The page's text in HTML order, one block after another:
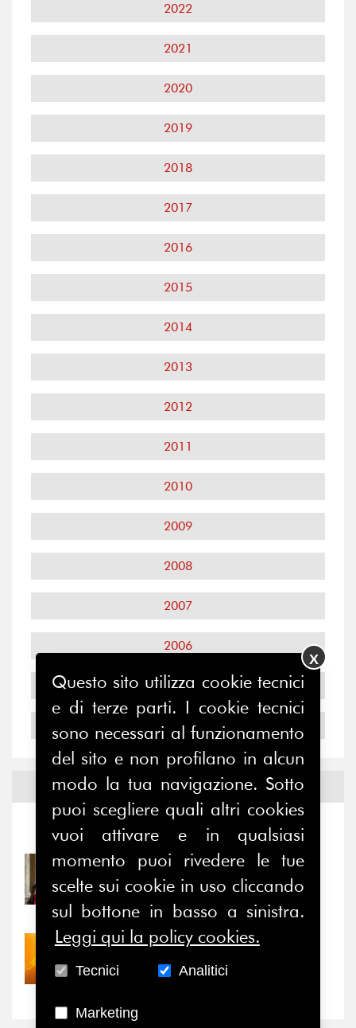
2022
2021
2020
2019
2018
2017
2016
2015
2014
2013
2012
2011
2010
2009
2008
2007
2006
2005
2004
Notizie edEventi
Notizie - Eventi
31/07/2026
Prima della pausa estiva,
il valore di...
30/07/2026
Nove anni dopo la
Questo sito utilizza cookie tecnici
e di terze parti. I cookie tecnici
sono necessari al funzionamento
del sito e non profilano in alcun
modo la tua navigazione. Sotto
puoi scegliere quali altri cookies
vuoi attivare e in qualsiasi
momento puoi rivedere le tue
scelte sui cookie in uso cliccando
sul bottone in basso a sinistra.
Leggi qui la policy cookies.
Tecnici Analitici
Marketing
X